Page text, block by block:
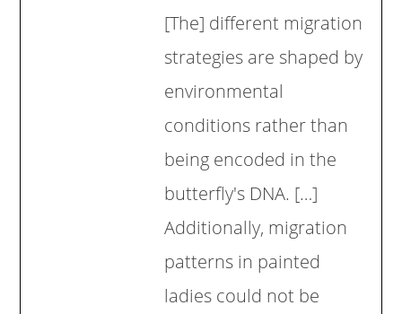
[The] different migration
strategies are shaped by
environmental
conditions rather than
being encoded in the
butterfly's DNA. […]
Additionally, migration
patterns in painted
ladies could not be